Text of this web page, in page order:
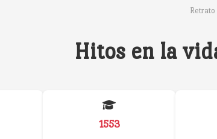
Hitos en la
1553